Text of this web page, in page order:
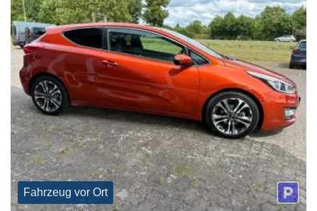
Fahrzeug vor Ort